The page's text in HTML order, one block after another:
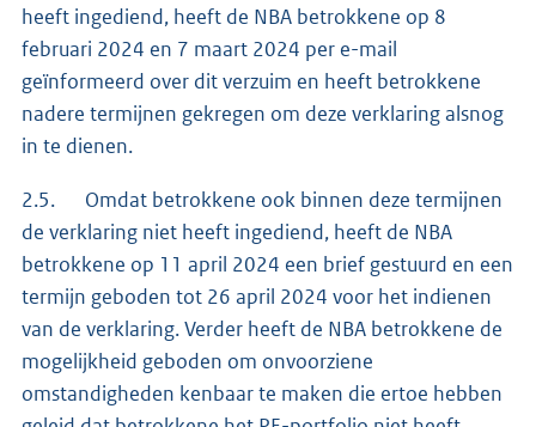
heeft ingediend, heeft de NBA betrokkene op 8
februari 2024 en 7 maart 2024 per e-mail
geïnformeerd over dit verzuim en heeft betrokkene
nadere termijnen gekregen om deze verklaring alsnog
in te dienen.
2.5. Omdat betrokkene ook binnen deze termijnen
de verklaring niet heeft ingediend, heeft de NBA
betrokkene op 11 april 2024 een brief gestuurd en een
termijn geboden tot 26 april 2024 voor het indienen
van de verklaring. Verder heeft de NBA betrokkene de
mogelijkheid geboden om onvoorziene
omstandigheden kenbaar te maken die ertoe hebben